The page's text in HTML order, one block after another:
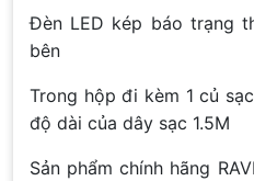
Đèn LED kép báo trạng
bên
Trong hộp đi kèm 1 củ
độ dài của dây sạc 1.5M
Sản phẩm chính hãng